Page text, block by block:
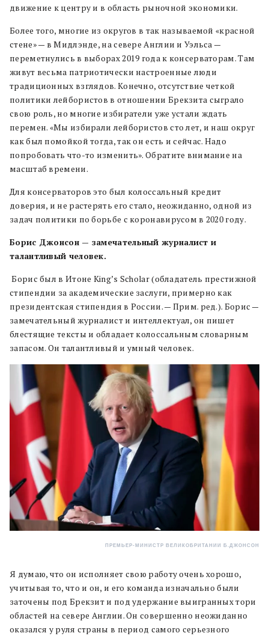
движение к центру и в область рыночной экономики.
Более того, многие из округов в так называемой «красной
стене» — в Мидлэнде, на севере Англии и Уэльса —
переметнулись в выборах 2019 года к консерваторам. Там
живут весьма патриотически настроенные люди
традиционных взглядов. Конечно, отсутствие четкой
политики лейбористов в отношении Брекзита сыграло
свою роль, но многие избиратели уже устали ждать
перемен. «Мы избирали лейбористов сто лет, и наш округ
как был помойкой тогда, так он есть и сейчас. Надо
попробовать что-то изменить». Обратите внимание на
масштаб времени.
Для консерваторов это был колоссальный кредит
доверия, и не растерять его стало, неожиданно, одной из
задач политики по борьбе с коронавирусом в 2020 году.
Борис Джонсон — замечательный журналист и
талантливый человек.
Борис был в Итоне King’s Scholar (обладатель престижной
стипендии за академические заслуги, примерно как
президентская стипендия в России. — Прим. ред.). Борис —
замечательный журналист и интеллектуал, он пишет
блестящие тексты и обладает колоссальным словарным
запасом. Он талантливый и умный человек.
ПРЕМЬЕР-МИНИСТР ВЕЛИКОБРИТАНИИ Б.ДЖОНСОН
Я думаю, что он исполняет свою работу очень хорошо,
учитывая то, что и он, и его команда изначально были
заточены под Брекзит и под удержание выигранных тори
областей на севере Англии. Он совершенно неожиданно
оказался у руля страны в период самого серьезного